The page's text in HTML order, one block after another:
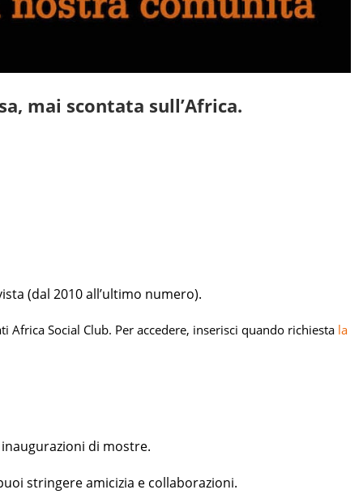
mai scontata sull’Africa.
(dal 2010 all’ultimo numero).
Africa Social Club. Per accedere, inserisci quando richiesta la
di mostre.
stringere amicizia e collaborazioni.